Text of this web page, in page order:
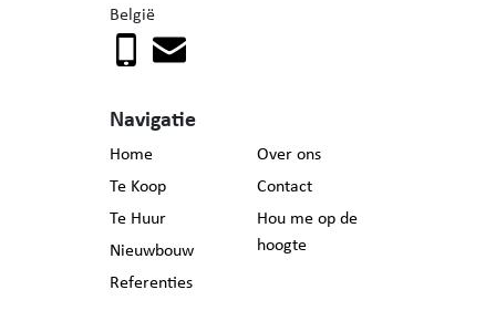
België
Navigatie
Home
Te Koop
Te Huur
Nieuwbouw
Referenties
Over ons
Contact
Hou me op de
hoogte